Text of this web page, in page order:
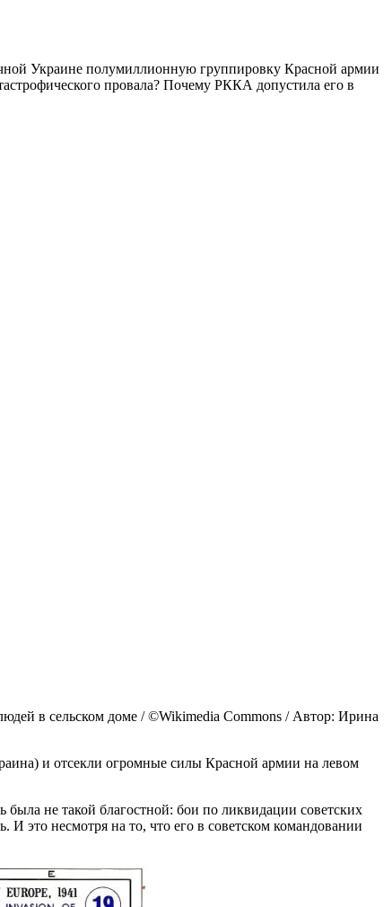
Украине полумиллионную группировку Красной армии
провала? Почему РККА допустила его в
в сельском доме / ©Wikimedia Commons / Автор: Ирина
и отсекли огромные силы Красной армии на левом
не такой благостной: бои по ликвидации советских
это несмотря на то, что его в советском командовании